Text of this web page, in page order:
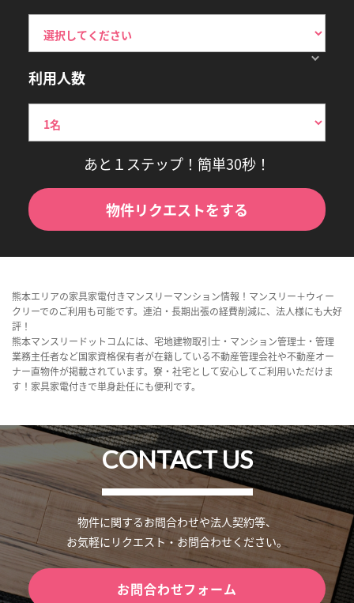
利用人数
あと１ステップ！簡単30秒！
物件リクエストをする
熊本エリアの家具家電付きマンスリーマンション情報！マンスリー＋ウィー
クリーでのご利用も可能です。連泊・長期出張の経費削減に、法人様にも大好
評！
熊本マンスリードットコムには、宅地建物取引士・マンション管理士・管理
業務主任者など国家資格保有者が在籍している不動産管理会社や不動産オー
ナー直物件が掲載されています。寮・社宅として安心してご利用いただけま
す！家具家電付きで単身赴任にも便利です。
CONTACT US
物件に関するお問合わせや法人契約等、
お気軽にリクエスト・お問合わせください。
お問合わせフォーム